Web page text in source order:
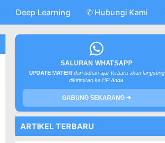
Deep Learning ✆ Hubungi Kami
SALURAN WHATSAPP
UPDATE MATERI dan bahan ajar terbaru akan langsung
dikirimkan ke HP Anda.
GABUNG SEKARANG ➔
ARTIKEL TERBARU